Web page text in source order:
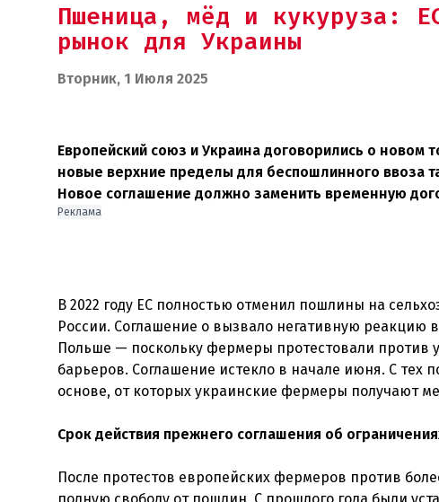
Пшеница, мёд и кукуруза:
рынок для Украины
Вторник, 1 Июля 2025
Европейский союз и Украина договорились о новом
новые верхние пределы для беспошлинного ввоза
Новое соглашение должно заменить временную
Реклама
В 2022 году ЕС полностью отменил пошлины на
России. Соглашение о вызвало негативную
Польше — поскольку фермеры протестовали против
барьеров. Соглашение истекло в начале июня. С
основе, от которых украинские фермеры получают
Срок действия прежнего соглашения об
После протестов европейских фермеров против